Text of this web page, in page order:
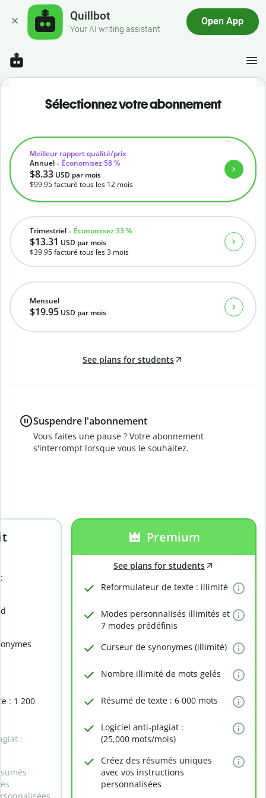
Quillbot
Your AI writing assistant
Open App
: 1 200
:
Premium
See plans for students
Reformulateur de texte : illimité
Modes personnalisés illimités et
7 modes prédéfinis
Curseur de synonymes (illimité)
Nombre illimité de mots gelés
Résumé de texte : 6 000 mots
Logiciel anti-plagiat :
(25,000 mots/mois)
Créez des résumés uniques
avec vos instructions
personnalisées
Sélectionnez votre abonnement
Mensuel
$19.95 USD par mois
Trimestriel Économisez 33 %
$13.31 USD par mois
$39.95facturé tous les 3 mois
Meilleur rapport qualité/prix
Annuel
Économisez 58 %
$8.33 USD par mois
$99.95facturé tous les 12 mois
See plans for students
Suspendre l'abonnement
Vous faites une pause ? Votre abonnement
s'interrompt lorsque vous le souhaitez.